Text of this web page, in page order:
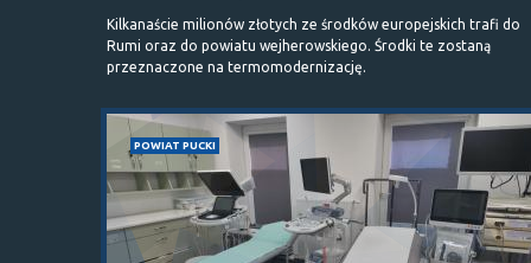
Kilkanaście milionów złotych ze środków europejskich trafi do
Rumi oraz do powiatu wejherowskiego. Środki te zostaną
przeznaczone na termomodernizację.
POWIAT PUCKI